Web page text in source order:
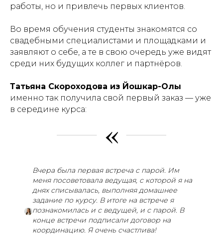
работы, но и привлечь первых клиентов.
Во время обучения студенты знакомятся со
свадебными специалистами и площадками и
заявляют о себе, а те в свою очередь уже видят
среди них будущих коллег и партнёров.
Татьяна Скороходова из Йошкар-Олы
именно так получила свой первый заказ — уже
в середине курса:
«
Вчера была первая встреча с парой. Им
меня посоветовала ведущая, с которой я на
днях списывалась, выполняя домашнее
задание по курсу. В итоге на встрече я
познакомилась и с ведущей, и с парой. В
конце встречи подписали договор на
координацию. Я очень счастлива!